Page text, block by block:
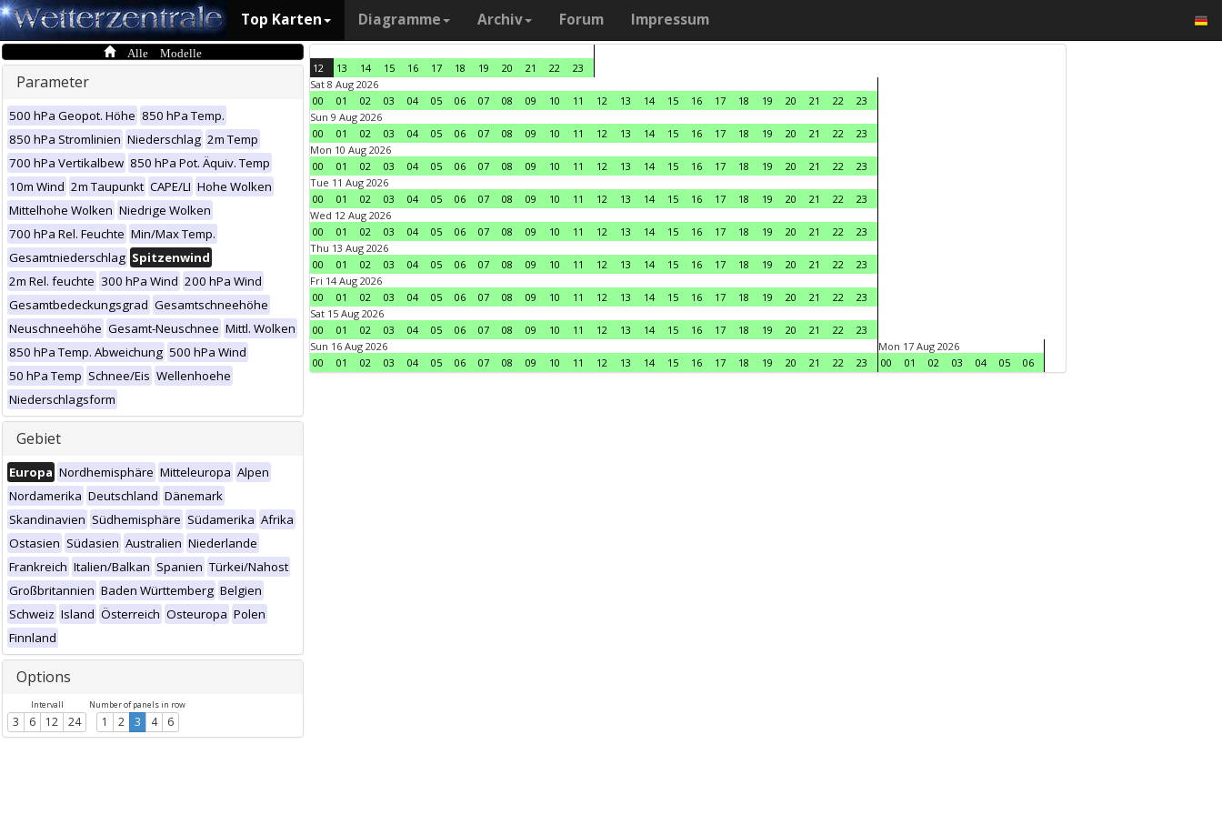
Top Karten Diagramme Archiv Forum Impressum
Alle Modelle
Parameter
500 hPa Geopot. Höhe 850 hPa Temp.
850 hPa Stromlinien Niederschlag 2m Temp
700 hPa Vertikalbew 850 hPa Pot. Äquiv. Temp
10m Wind 2m Taupunkt CAPE/LI Hohe Wolken
Mittelhohe Wolken Niedrige Wolken
700 hPa Rel. Feuchte Min/Max Temp.
Gesamtniederschlag Spitzenwind
2m Rel. feuchte 300 hPa Wind 200 hPa Wind
Gesamtbedeckungsgrad Gesamtschneehöhe
Neuschneehöhe Gesamt-Neuschnee Mittl. Wolken
850 hPa Temp. Abweichung 500 hPa Wind
50 hPa Temp Schnee/Eis Wellenhoehe
Niederschlagsform
Gebiet
Europa Nordhemisphäre Mitteleuropa Alpen
Nordamerika Deutschland Dänemark
Skandinavien Südhemisphäre Südamerika Afrika
Ostasien Südasien Australien Niederlande
Frankreich Italien/Balkan Spanien Türkei/Nahost
Großbritannien Baden Württemberg Belgien
Schweiz Island Österreich Osteuropa Polen
Finnland
Options
Intervall
3 6 12 24
Number of panels in row
1 2 3 4 6
12 13 14 15 16 17 18 19 20 21 22
23
Sat 8 Aug 2026
00
01 02 03 04 05 06 07 08 09 10 11 12 13 14 15 16 17 18 19 20 21 22
23
Sun 9 Aug 2026
00
01 02 03 04 05 06 07 08 09 10 11 12 13 14 15 16 17 18 19 20 21 22
23
Mon 10 Aug 2026
00
01 02 03 04 05 06 07 08 09 10 11 12 13 14 15 16 17 18 19 20 21 22
23
Tue 11 Aug 2026
00
01 02 03 04 05 06 07 08 09 10 11 12 13 14 15 16 17 18 19 20 21 22
23
Wed 12 Aug 2026
00
01 02 03 04 05 06 07 08 09 10 11 12 13 14 15 16 17 18 19 20 21 22
23
Thu 13 Aug 2026
00
01 02 03 04 05 06 07 08 09 10 11 12 13 14 15 16 17 18 19 20 21 22
23
Fri 14 Aug 2026
00
01 02 03 04 05 06 07 08 09 10 11 12 13 14 15 16 17 18 19 20 21 22
23
Sat 15 Aug 2026
00
01 02 03 04 05 06 07 08 09 10 11 12 13 14 15 16 17 18 19 20 21 22
23
Sun 16 Aug 2026
00
01 02 03 04 05 06 07 08 09 10 11 12 13 14 15 16 17 18 19 20 21 22 23
Mon 17 Aug 2026
00
01 02 03 04 05 06